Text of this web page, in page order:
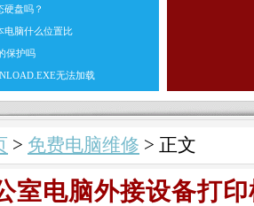
硬盘吗？
电脑什么位置比
保护吗
无法加载
> 免费电脑维修 > 正文
室电脑外接设备打